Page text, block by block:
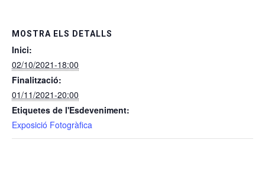
MOSTRA ELS DETALLS
Inici:
02/10/2021-18:00
Finalització:
01/11/2021-20:00
Etiquetes de l'Esdeveniment:
Exposició Fotogràfica